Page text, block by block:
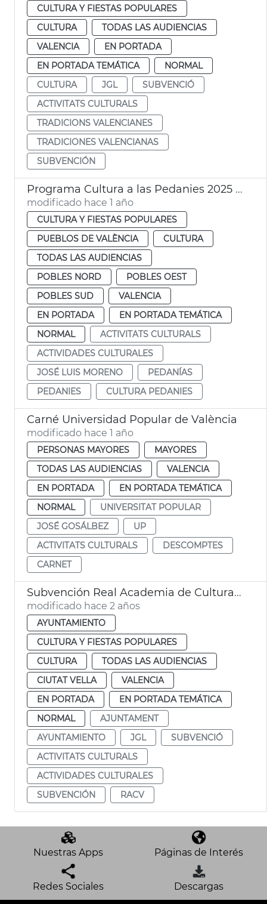
CULTURA Y FIESTAS POPULARES
CULTURA
TODAS LAS AUDIENCIAS
VALENCIA
EN PORTADA
EN PORTADA TEMÁTICA
NORMAL
CULTURA
JGL
SUBVENCIÓ
ACTIVITATS CULTURALS
TRADICIONS VALENCIANES
TRADICIONES VALENCIANAS
SUBVENCIÓN
Programa Cultura a las Pedanies 2025 València
modificado hace 1 año
CULTURA Y FIESTAS POPULARES
PUEBLOS DE VALÈNCIA
CULTURA
TODAS LAS AUDIENCIAS
POBLES NORD
POBLES OEST
POBLES SUD
VALENCIA
EN PORTADA
EN PORTADA TEMÁTICA
NORMAL
ACTIVITATS CULTURALS
ACTIVIDADES CULTURALES
JOSÉ LUIS MORENO
PEDANÍAS
PEDANIES
CULTURA PEDANIES
Carné Universidad Popular de València
modificado hace 1 año
PERSONAS MAYORES
MAYORES
TODAS LAS AUDIENCIAS
VALENCIA
EN PORTADA
EN PORTADA TEMÁTICA
NORMAL
UNIVERSITAT POPULAR
JOSÉ GOSÁLBEZ
UP
ACTIVITATS CULTURALS
DESCOMPTES
CARNET
Subvención Real Academia de Cultura Valenciana
modificado hace 2 años
AYUNTAMIENTO
CULTURA Y FIESTAS POPULARES
CULTURA
TODAS LAS AUDIENCIAS
CIUTAT VELLA
VALENCIA
EN PORTADA
EN PORTADA TEMÁTICA
NORMAL
AJUNTAMENT
AYUNTAMIENTO
JGL
SUBVENCIÓ
ACTIVITATS CULTURALS
ACTIVIDADES CULTURALES
SUBVENCIÓN
RACV
Nuestras Apps Páginas de Interés
Redes Sociales Descargas